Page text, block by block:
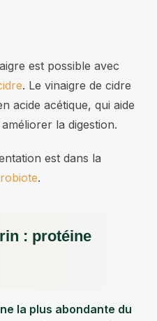
est possible avec
. Le vinaigre de cidre
acide acétique, qui aide
la digestion.
est dans la
.
: protéine
la plus abondante du